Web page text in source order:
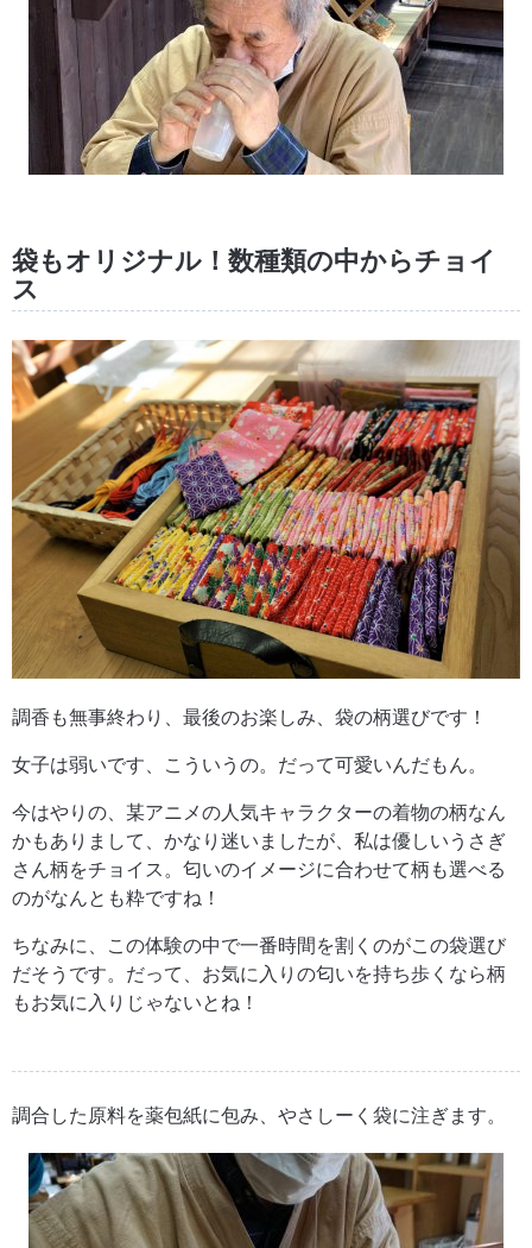
袋もオリジナル！数種類の中からチョイ
ス
調香も無事終わり、最後のお楽しみ、袋の柄選びです！
女子は弱いです、こういうの。だって可愛いんだもん。
今はやりの、某アニメの人気キャラクターの着物の柄なん
かもありまして、かなり迷いましたが、私は優しいうさぎ
さん柄をチョイス。匂いのイメージに合わせて柄も選べる
のがなんとも粋ですね！
ちなみに、この体験の中で一番時間を割くのがこの袋選び
だそうです。だって、お気に入りの匂いを持ち歩くなら柄
もお気に入りじゃないとね！
調合した原料を薬包紙に包み、やさしーく袋に注ぎます。